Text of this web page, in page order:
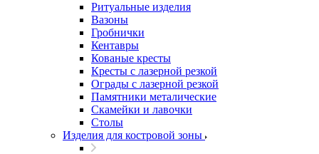
Ритуальные изделия
Вазоны
Гробнички
Кентавры
Кованые кресты
Кресты с лазерной резкой
Ограды с лазерной резкой
Памятники металические
Скамейки и лавочки
Столы
Изделия для костровой зоны